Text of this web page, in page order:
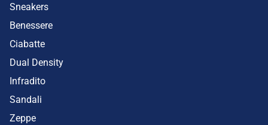
Sneakers
Benessere
Ciabatte
Dual Density
Infradito
Sandali
Zeppe